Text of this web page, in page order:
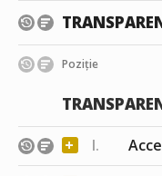
Poziție
+
I.